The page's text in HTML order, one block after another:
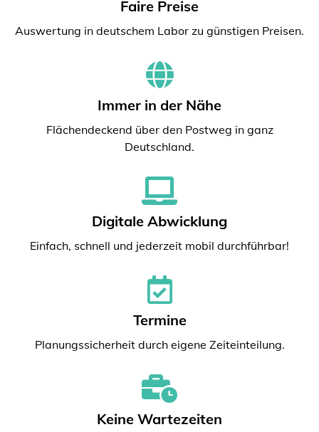
Faire Preise
Auswertung in deutschem Labor zu günstigen Preisen.
Immer in der Nähe
Flächendeckend über den Postweg in ganz
Deutschland.
Digitale Abwicklung
Einfach, schnell und jederzeit mobil durchführbar!
Termine
Planungssicherheit durch eigene Zeiteinteilung.
Keine Wartezeiten